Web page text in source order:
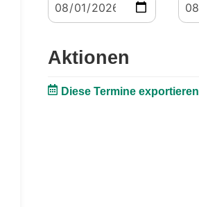
Aktionen
Diese Termine exportieren